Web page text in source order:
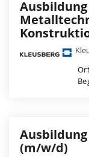
(m/w/d)